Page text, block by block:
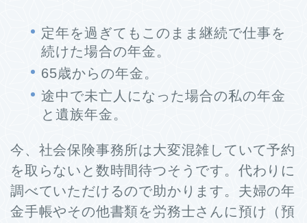
定年を過ぎてもこのまま継続で仕事を
続けた場合の年金。
65歳からの年金。
途中で未亡人になった場合の私の年金
と遺族年金。
今、社会保険事務所は大変混雑していて予約
を取らないと数時間待つそうです。代わりに
調べていただけるので助かります。夫婦の年
金手帳やその他書類を労務士さんに預け（預